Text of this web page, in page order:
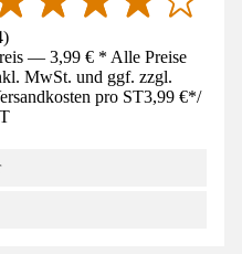
)
— 3,99 € * Alle Preise
MwSt. und ggf. zzgl.
pro ST3,99 €*/